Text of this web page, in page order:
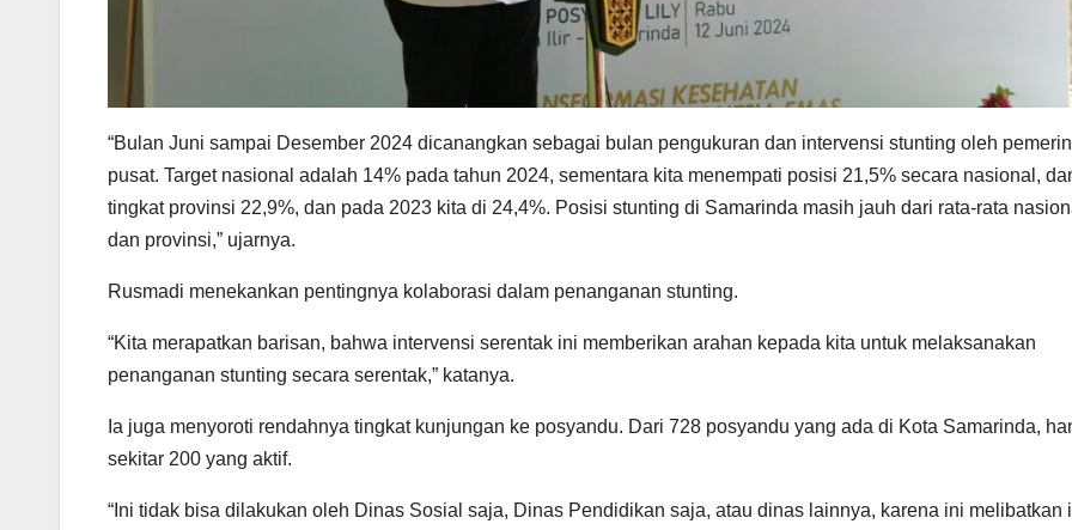
“Bulan Juni sampai Desember 2024 dicanangkan sebagai bulan pengukuran dan intervensi stunting oleh
pusat. Target nasional adalah 14% pada tahun 2024, sementara kita menempati posisi 21,5% secara nasional,
tingkat provinsi 22,9%, dan pada 2023 kita di 24,4%. Posisi stunting di Samarinda masih jauh dari rata-rata
dan provinsi,” ujarnya.
Rusmadi menekankan pentingnya kolaborasi dalam penanganan stunting.
“Kita merapatkan barisan, bahwa intervensi serentak ini memberikan arahan kepada kita untuk melaksanakan
penanganan stunting secara serentak,” katanya.
Ia juga menyoroti rendahnya tingkat kunjungan ke posyandu. Dari 728 posyandu yang ada di Kota Samarinda,
sekitar 200 yang aktif.
“Ini tidak bisa dilakukan oleh Dinas Sosial saja, Dinas Pendidikan saja, atau dinas lainnya, karena ini melibatkan